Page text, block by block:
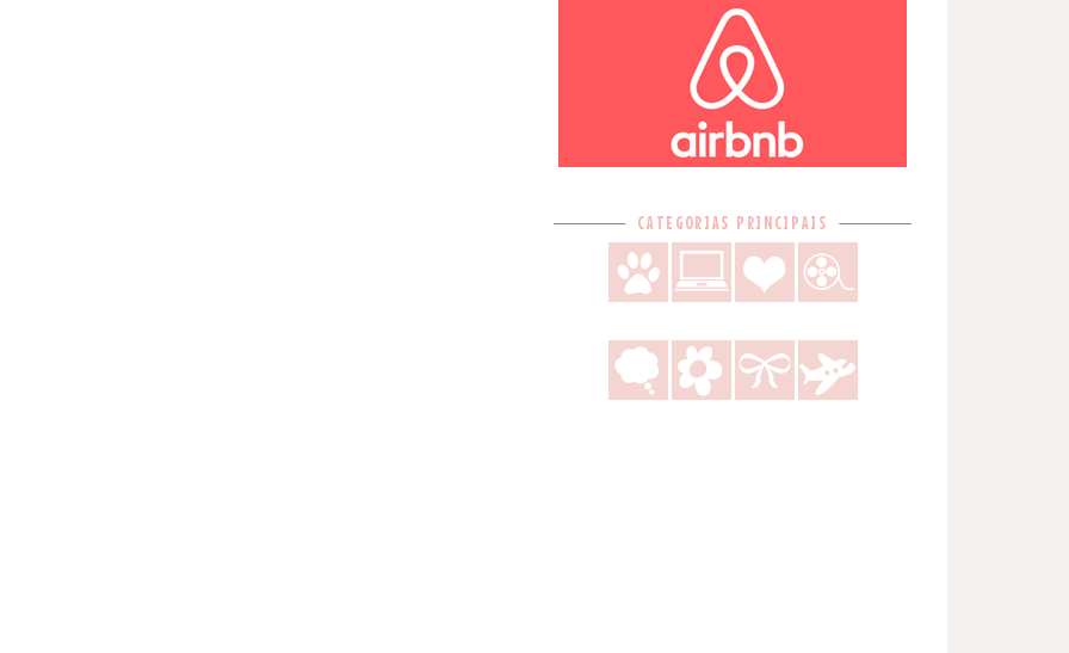
CATEGORIAS PRINCIPAIS